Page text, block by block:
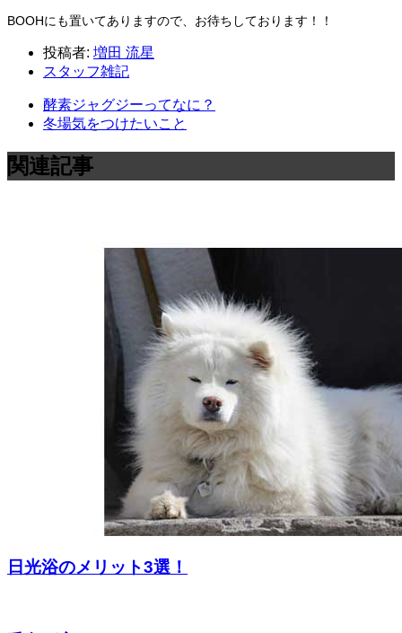
BOOHにも置いてありますので、お待ちしております！！
投稿者: 増田 流星
スタッフ雑記
酵素ジャグジーってなに？
冬場気をつけたいこと
関連記事
日光浴のメリット3選！